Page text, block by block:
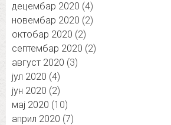
децембар 2020 (4)
новембар 2020 (2)
октобар 2020 (2)
септембар 2020 (2)
август 2020 (3)
јул 2020 (4)
јун 2020 (2)
мај 2020 (10)
април 2020 (7)